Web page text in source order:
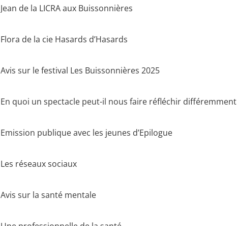
Jean de la LICRA aux Buissonnières
Flora de la cie Hasards d’Hasards
Avis sur le festival Les Buissonnières 2025
En quoi un spectacle peut-il nous faire réfléchir différemment
Emission publique avec les jeunes d’Epilogue
Les réseaux sociaux
Avis sur la santé mentale